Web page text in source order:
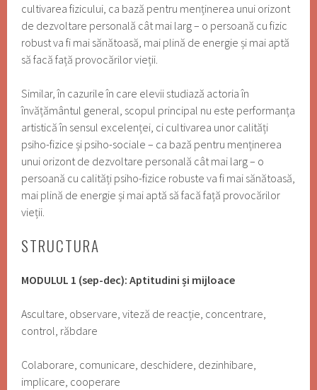
cultivarea fizicului, ca bază pentru menținerea unui orizont
de dezvoltare personală cât mai larg – o persoană cu fizic
robust va fi mai sănătoasă, mai plină de energie și mai aptă
să facă față provocărilor vieții.
Similar, în cazurile în care elevii studiază actoria în
învățământul general, scopul principal nu este performanța
artistică în sensul excelenței, ci cultivarea unor calități
psiho-fizice și psiho-sociale – ca bază pentru menținerea
unui orizont de dezvoltare personală cât mai larg – o
persoană cu calități psiho-fizice robuste va fi mai sănătoasă,
mai plină de energie și mai aptă să facă față provocărilor
vieții.
STRUCTURA
MODULUL 1 (sep-dec): Aptitudini și mijloace
Ascultare, observare, viteză de reacție, concentrare,
control, răbdare
Colaborare, comunicare, deschidere, dezinhibare,
implicare, cooperare